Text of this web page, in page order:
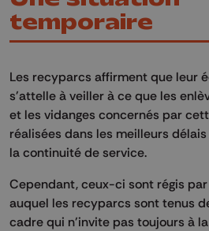
temporaire
Les recyparcs affirment que leur
s'attelle à veiller à ce que les
et les vidanges concernés par
réalisées dans les meilleurs
la continuité de service.
Cependant, ceux-ci sont régis
auquel les recyparcs sont tenus
cadre qui n'invite pas toujours à